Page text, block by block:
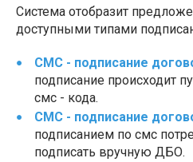
Система отобразит
доступными типами
СМС - подписание
подписание происходит
смс - кода.
СМС - подписание
подписанием по смс
подписать вручную ДБО.